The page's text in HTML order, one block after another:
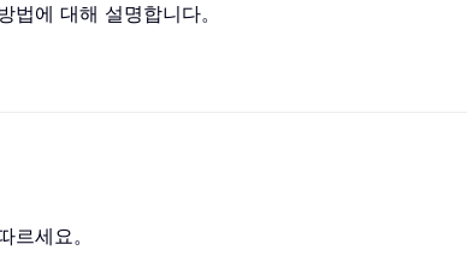
에 대해 설명합니다。
세요。